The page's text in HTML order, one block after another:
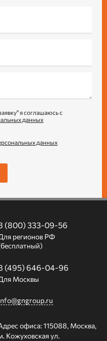
я соглашаюсь с
данных
данных
(800) 333-09-56
регионов РФ
(495) 646-04-96
Москвы
офиса: 115088, Москва,
Кожуховская ул.